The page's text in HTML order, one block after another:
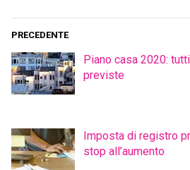
PRECEDENTE
Piano casa 2020:
previste
Imposta di registro
stop all’aumento